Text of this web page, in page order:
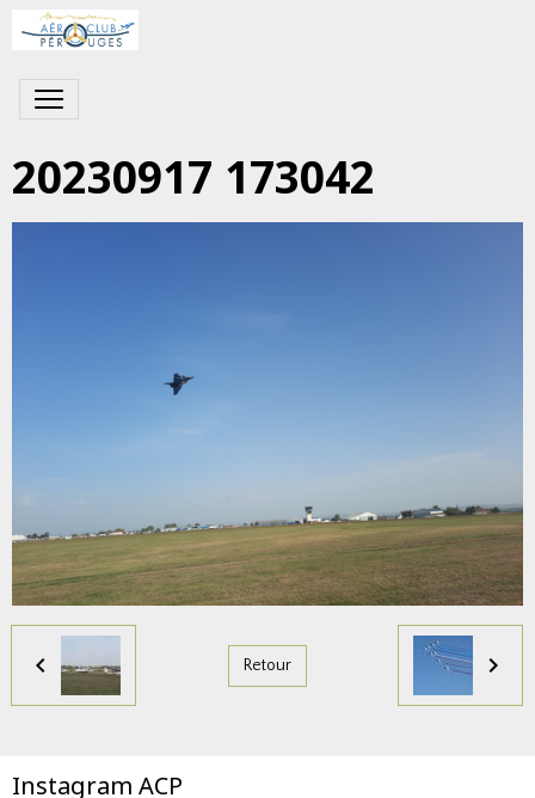
20230917 173042
Retour
Instagram ACP